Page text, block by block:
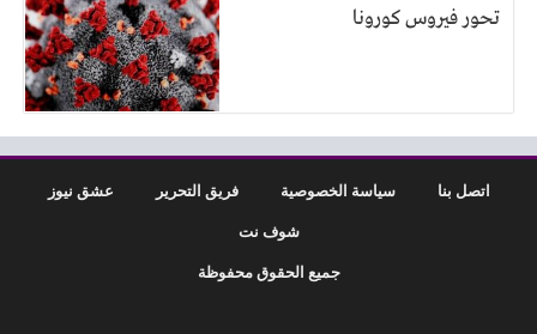
تحور فيروس كورونا
اتصل بنا سياسة الخصوصية فريق التحرير عشق نيوز
شوف نت
جميع الحقوق محفوظة